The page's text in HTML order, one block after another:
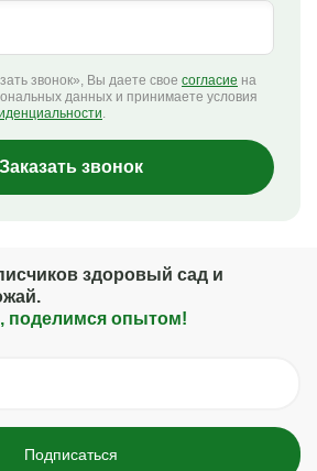
звонок», Вы даете свое согласие на
данных и принимаете условия
.
Заказать звонок
здоровый сад и
поделимся опытом!